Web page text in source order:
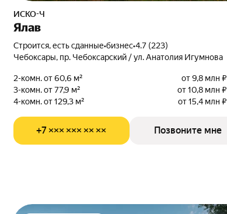
ИСКО-Ч
Ялав
Строится, есть сданные•бизнес•4.7 (223)
Чебоксары, пр. Чебоксарский / ул. Анатолия Игумнова
2-комн. от 60,6 м²
от 9,8 млн ₽
3-комн. от 77,9 м²
от 10,8 млн ₽
4-комн. от 129,3 м²
от 15,4 млн ₽
+7 ××× ××× ×× ×× Позвоните мне